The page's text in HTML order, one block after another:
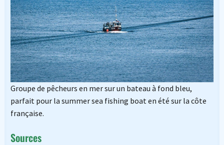
Groupe de pêcheurs en mer sur un bateau à fond bleu,
parfait pour la summer sea fishing boat en été sur la côte
française.
Sources